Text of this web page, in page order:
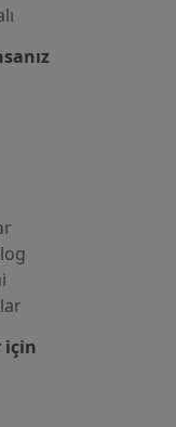
için